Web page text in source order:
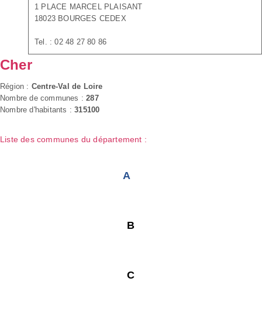
1 PLACE MARCEL PLAISANT
18023 BOURGES CEDEX
Tel. : 02 48 27 80 86
Cher
Région : Centre-Val de Loire
Nombre de communes :287
Nombre d'habitants :315100
Liste des communes du département :
A
B
C